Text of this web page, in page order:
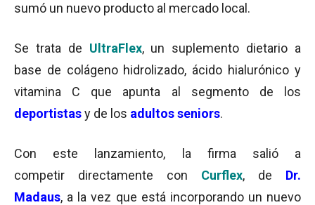
sumó un nuevo producto al mercado local.
Se trata de UltraFlex, un suplemento dietario a
base de colágeno hidrolizado, ácido hialurónico y
vitamina C que apunta al segmento de los
deportistasy de los adultosseniors.
Con este lanzamiento, la firma salió a
competir directamente con Curflex, de Dr.
Madaus, a la vez que está incorporando un nuevo